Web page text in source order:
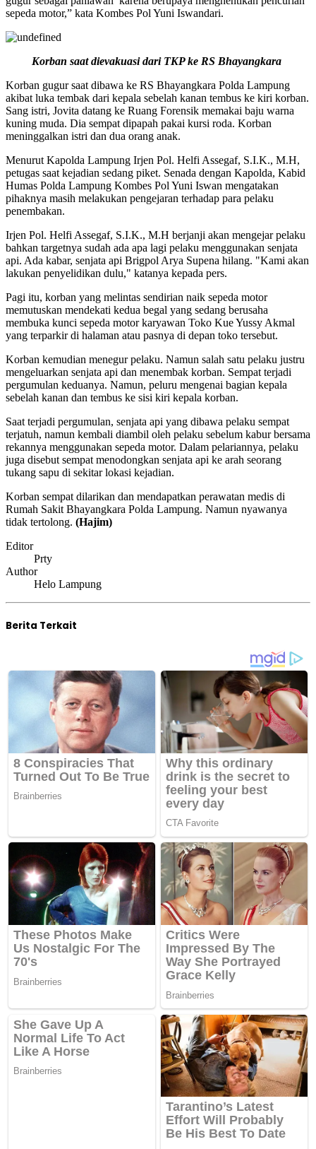
sepeda motor,” kata Kombes Pol Yuni Iswandari.
Korban saat dievakuasi dari TKP ke RS Bhayangkara
Korban gugur saat dibawa ke RS Bhayangkara Polda Lampung
akibat luka tembak dari kepala sebelah kanan tembus ke kiri korban.
Sang istri, Jovita datang ke Ruang Forensik memakai baju warna
kuning muda. Dia sempat dipapah pakai kursi roda. Korban
meninggalkan istri dan dua orang anak.
Menurut Kapolda Lampung Irjen Pol. Helfi Assegaf, S.I.K., M.H,
petugas saat kejadian sedang piket. Senada dengan Kapolda, Kabid
Humas Polda Lampung Kombes Pol Yuni Iswan mengatakan
pihaknya masih melakukan pengejaran terhadap para pelaku
penembakan.
Irjen Pol. Helfi Assegaf, S.I.K., M.H berjanji akan mengejar pelaku
bahkan targetnya sudah ada apa lagi pelaku menggunakan senjata
api. Ada kabar, senjata api Brigpol Arya Supena hilang. "Kami akan
lakukan penyelidikan dulu," katanya kepada pers.
Pagi itu, korban yang melintas sendirian naik sepeda motor
memutuskan mendekati kedua begal yang sedang berusaha
membuka kunci sepeda motor karyawan Toko Kue Yussy Akmal
yang terparkir di halaman atau pasnya di depan toko tersebut.
Korban kemudian menegur pelaku. Namun salah satu pelaku justru
mengeluarkan senjata api dan menembak korban. Sempat terjadi
pergumulan keduanya. Namun, peluru mengenai bagian kepala
sebelah kanan dan tembus ke sisi kiri kepala korban.
Saat terjadi pergumulan, senjata api yang dibawa pelaku sempat
terjatuh, namun kembali diambil oleh pelaku sebelum kabur bersama
rekannya menggunakan sepeda motor. Dalam pelariannya, pelaku
juga disebut sempat menodongkan senjata api ke arah seorang
tukang sapu di sekitar lokasi kejadian.
Korban sempat dilarikan dan mendapatkan perawatan medis di
Rumah Sakit Bhayangkara Polda Lampung. Namun nyawanya
tidak tertolong. (Hajim)
Editor
Prty
Author
Helo Lampung
Berita Terkait